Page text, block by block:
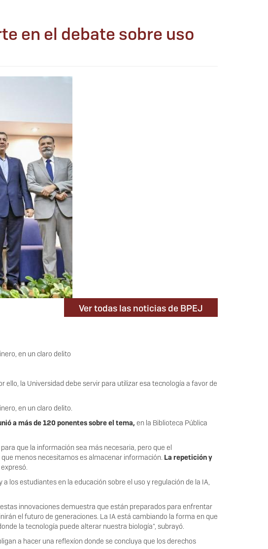
en el debate sobre uso
Ver todas las noticias de BPEJ
en un claro delito
ello, la Universidad debe servir para utilizar esa tecnología a favor de
en un claro delito.
a más de 120 ponentes sobre el tema, en la Biblioteca Pública
que la información sea más necesaria, pero que el
menos necesitamos es almacenar información. La repetición y
expresó.
los estudiantes en la educación sobre el uso y regulación de la IA,
innovaciones demuestra que están preparados para enfrentar
el futuro de generaciones. La IA está cambiando la forma en que
la tecnología puede alterar nuestra biología", subrayó.
a hacer una reflexíon donde se concluya que los derechos